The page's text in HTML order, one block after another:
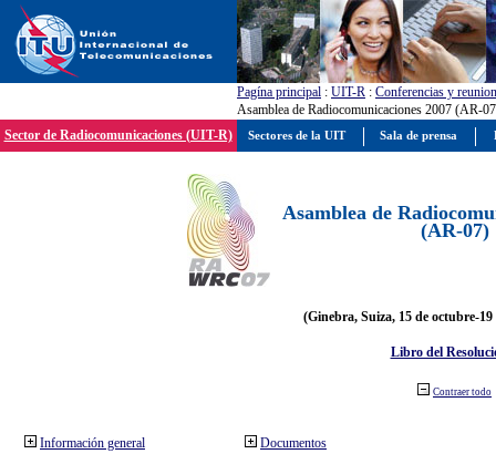
Pagína principal : UIT-R : Conferencias y
Asamblea de Radiocomunicaciones 2007 (AR-
Sector de Radiocomunicaciones (UIT-R)
Asamblea de
(AR-07)
(Ginebra, Suiza, 15 de octubre-19
Libro del
Contraer todo
Información general Documentos
Sectores de la UIT Sala de prensa